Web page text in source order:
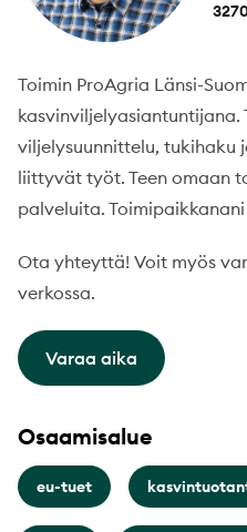
Toimin ProAgria Länsi-
viljelysuunnittelu, tukihaku
liittyvät työt. Teen omaan
palveluita.
Ota yhteyttä! Voit myös
verkossa.
Varaa aika
Osaamisalue
eu-tuet